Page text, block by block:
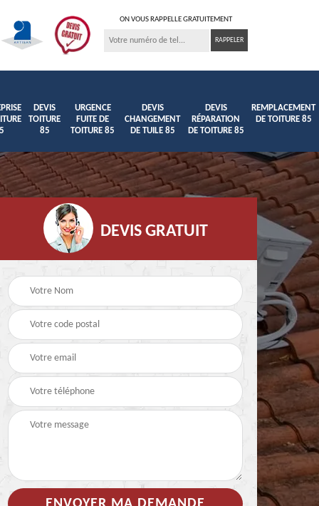
ON VOUS RAPPELLE GRATUITEMENT
DEVIS
TOITURE
85
URGENCE
FUITE DE
TOITURE 85
DEVIS
CHANGEMENT
DE TUILE 85
DEVIS
RÉPARATION
DE TOITURE 85
REMPLACEMENT
DE TOITURE 85
Hydrofuge coloré pour
toiture 85
Démoussage
nettoyage de tuile 85
DEVIS GRATUIT